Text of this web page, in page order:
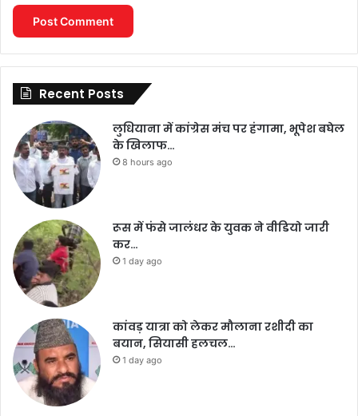
Recent Posts
लुधियाना में कांग्रेस मंच पर हंगामा, भूपेश बघेल
के खिलाफ…
8 hours ago
रूस में फंसे जालंधर के युवक ने वीडियो जारी
कर…
1 day ago
कांवड़ यात्रा को लेकर मौलाना रशीदी का
बयान, सियासी हलचल…
1 day ago